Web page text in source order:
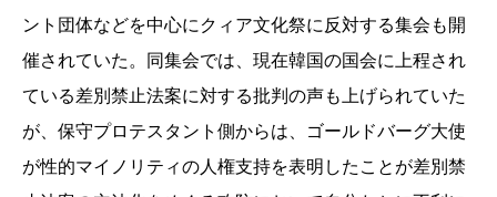
ント団体などを中心にクィア文化祭に反対する集会も開
催されていた。同集会では、現在韓国の国会に上程され
ている差別禁止法案に対する批判の声も上げられていた
が、保守プロテスタント側からは、ゴールドバーグ大使
が性的マイノリティの人権支持を表明したことが差別禁